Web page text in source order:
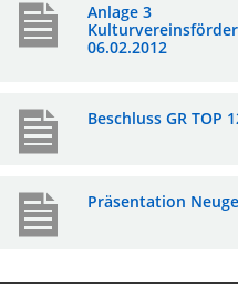
Anlage 3
06.02.2012
Beschluss GR TOP
Präsentation